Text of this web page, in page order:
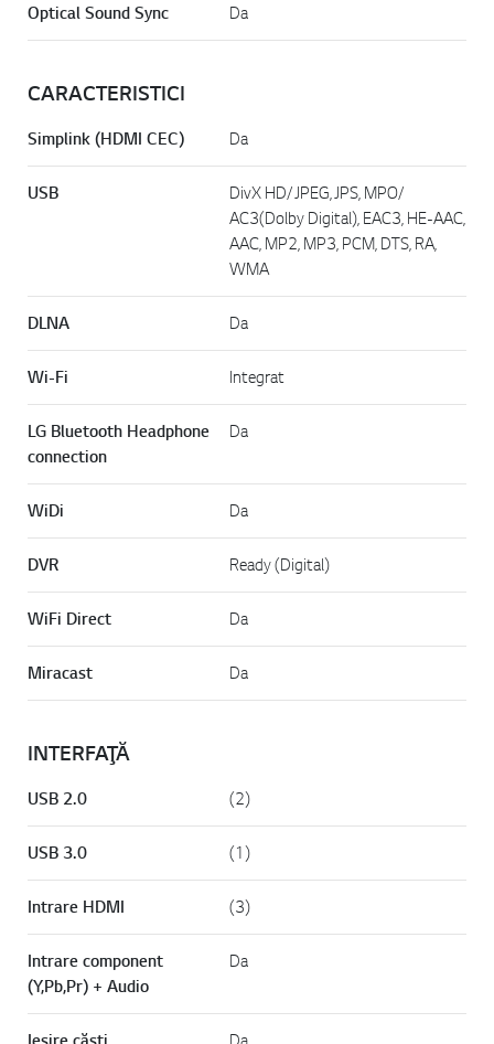
Optical Sound Sync Da
CARACTERISTICI
Simplink (HDMI CEC) Da
USB
DivX HD/ JPEG, JPS, MPO/
AC3(Dolby Digital), EAC3, HE-AAC,
AAC, MP2, MP3, PCM, DTS, RA,
WMA
DLNA Da
Wi-Fi Integrat
LG Bluetooth Headphone
connection
Da
WiDi Da
DVR Ready (Digital)
WiFi Direct Da
Miracast Da
INTERFAŢĂ
USB 2.0 (2)
USB 3.0 (1)
Intrare HDMI (3)
Intrare component
(Y,Pb,Pr) + Audio
Da